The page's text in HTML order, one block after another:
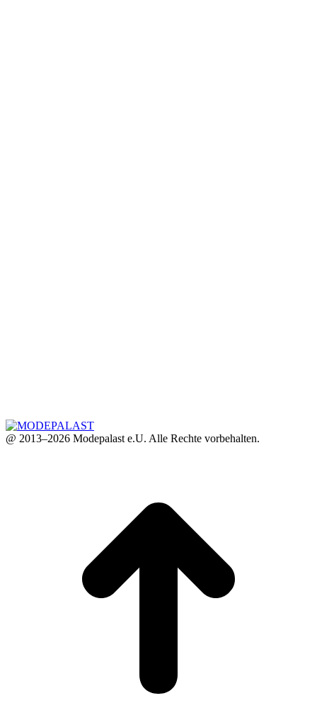
@ 2013–2026 Modepalast e.U. Alle Rechte vorbehalten.